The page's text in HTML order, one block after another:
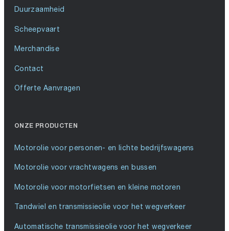
Duurzaamheid
Scheepvaart
Merchandise
Contact
Offerte Aanvragen
ONZE PRODUCTEN
Motorolie voor personen- en lichte bedrijfswagens
Motorolie voor vrachtwagens en bussen
Motorolie voor motorfietsen en kleine motoren
Tandwiel en transmissieolie voor het wegverkeer
Automatische transmissieolie voor het wegverkeer